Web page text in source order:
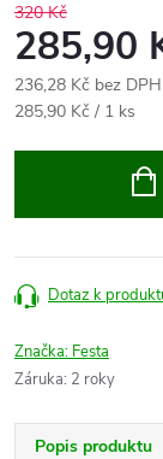
320 Kč
285,90
236,28 Kč bez DPH
Měrná
285,90 Kč / 1 ks
Dotaz k
Značka: Festa
Záruka: 2 roky
Popis produktu